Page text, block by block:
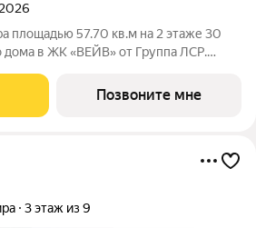
площадью 57.70 кв.м на 2 этаже 30
дома в ЖК «ВЕЙВ» от Группа ЛСР.
переменной этажности,
в
Позвоните мне
3 этаж из 9